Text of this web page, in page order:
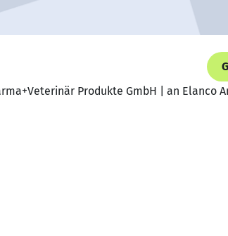
Produkte GmbH | an Elanco